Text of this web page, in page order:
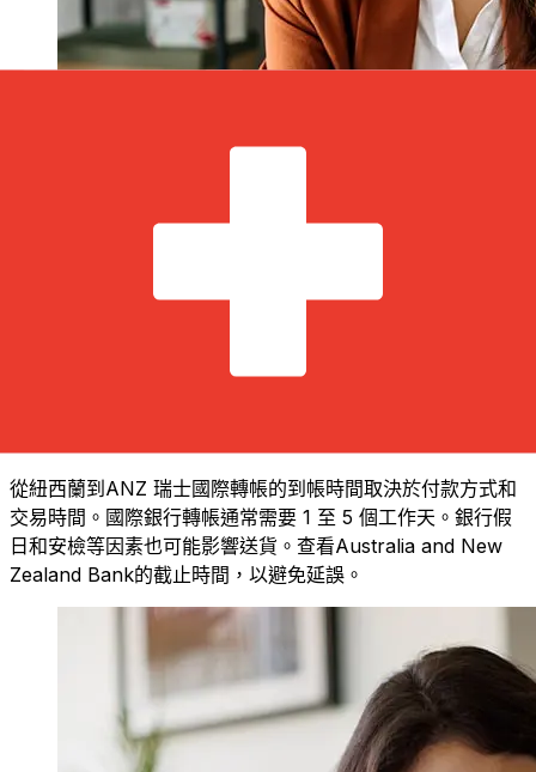
從紐西蘭到ANZ 瑞士國際轉帳的到帳時間取決於付款方式和
交易時間。國際銀行轉帳通常需要 1 至 5 個工作天。銀行假
日和安檢等因素也可能影響送貨。查看Australia and New
Zealand Bank的截止時間，以避免延誤。